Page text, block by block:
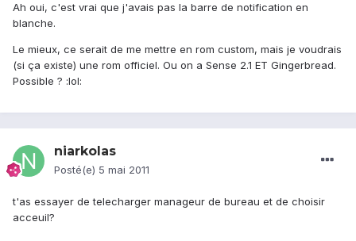
Ah oui, c'est vrai que j'avais pas la barre de notification en
blanche.
Le mieux, ce serait de me mettre en rom custom, mais je voudrais
(si ça existe) une rom officiel. Ou on a Sense 2.1 ET Gingerbread.
Possible ? :lol:
niarkolas
Posté(e) 5 mai 2011
t'as essayer de telecharger manageur de bureau et de choisir
acceuil?